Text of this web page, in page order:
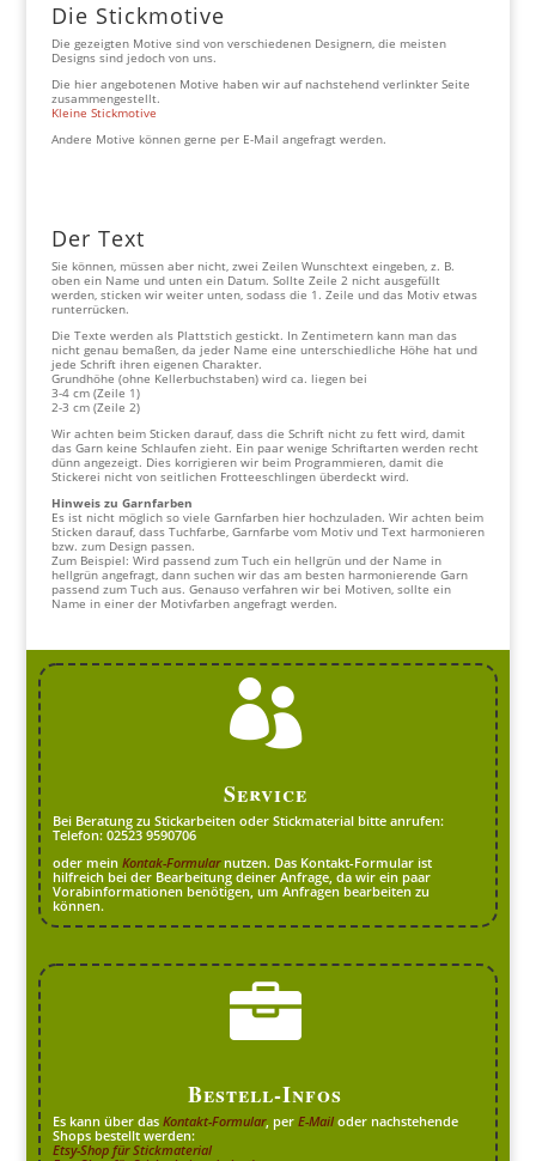
Die Stickmotive
Die gezeigten Motive sind von verschiedenen Designern, die meisten
Designs sind jedoch von uns.
Die hier angebotenen Motive haben wir auf nachstehend verlinkter Seite
zusammengestellt.
Kleine Stickmotive
Andere Motive können gerne per E-Mail angefragt werden.
Der Text
Sie können, müssen aber nicht, zwei Zeilen Wunschtext eingeben, z. B.
oben ein Name und unten ein Datum. Sollte Zeile 2 nicht ausgefüllt
werden, sticken wir weiter unten, sodass die 1. Zeile und das Motiv etwas
runterrücken.
Die Texte werden als Plattstich gestickt. In Zentimetern kann man das
nicht genau bemaßen, da jeder Name eine unterschiedliche Höhe hat und
jede Schrift ihren eigenen Charakter.
Grundhöhe (ohne Kellerbuchstaben) wird ca. liegen bei
3-4 cm (Zeile 1)
2-3 cm (Zeile 2)
Wir achten beim Sticken darauf, dass die Schrift nicht zu fett wird, damit
das Garn keine Schlaufen zieht. Ein paar wenige Schriftarten werden recht
dünn angezeigt. Dies korrigieren wir beim Programmieren, damit die
Stickerei nicht von seitlichen Frotteeschlingen überdeckt wird.
Hinweis zu Garnfarben
Es ist nicht möglich so viele Garnfarben hier hochzuladen. Wir achten beim
Sticken darauf, dass Tuchfarbe, Garnfarbe vom Motiv und Text harmonieren
bzw. zum Design passen.
Zum Beispiel: Wird passend zum Tuch ein hellgrün und der Name in
hellgrün angefragt, dann suchen wir das am besten harmonierende Garn
passend zum Tuch aus. Genauso verfahren wir bei Motiven, sollte ein
Name in einer der Motivfarben angefragt werden.

Service
Bei Beratung zu Stickarbeiten oder Stickmaterial bitte anrufen:
Telefon: 02523 9590706
oder meinKontak-Formularnutzen. Das Kontakt-Formular ist
hilfreich bei der Bearbeitung deiner Anfrage, da wir ein paar
Vorabinformationen benötigen, um Anfragen bearbeiten zu
können.

Bestell-Infos
Es kann über dasKontakt-Formular, perE-Mail oder nachstehende
Shops bestellt werden:
Etsy-Shop für Stickmaterial